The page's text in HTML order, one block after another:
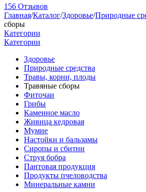
156 Отзывов
Главная/Каталог/Здоровье/Природные
сборы
Категории
Категории
Здоровье
Природные средства
Травы, корни, плоды
Травяные сборы
Фиточаи
Грибы
Каменное масло
Живица кедровая
Мумие
Настойки и бальзамы
Сиропы и сбитни
Струя бобра
Пантовая продукция
Продукты пчеловодства
Минеральные камни